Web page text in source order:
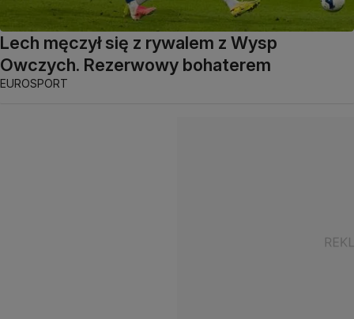
Lech męczył się z rywalem z Wysp
Owczych. Rezerwowy bohaterem
EUROSPORT